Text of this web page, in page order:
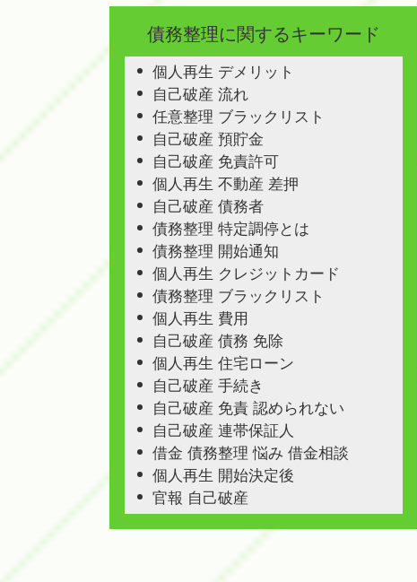
債務整理に関するキーワード
個人再生 デメリット
自己破産 流れ
任意整理 ブラックリスト
自己破産 預貯金
自己破産 免責許可
個人再生 不動産 差押
自己破産 債務者
債務整理 特定調停とは
債務整理 開始通知
個人再生 クレジットカード
債務整理 ブラックリスト
個人再生 費用
自己破産 債務 免除
個人再生 住宅ローン
自己破産 手続き
自己破産 免責 認められない
自己破産 連帯保証人
借金 債務整理 悩み 借金相談
個人再生 開始決定後
官報 自己破産